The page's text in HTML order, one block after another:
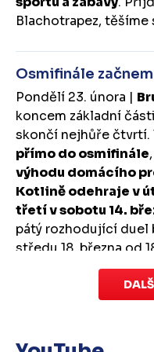
Blachotrapez, těšíme
Osmifinále
Pondělí 23. února |
koncem základní
skončí nejhůře čtvrtí.
přímo do osmifinále
výhodu domácího
Kotlině odehraje v
třetí v sobotu 14.
pátý rozhodující duel
středu 18. března od
Zápas dorostu je
které se mělo odehrát